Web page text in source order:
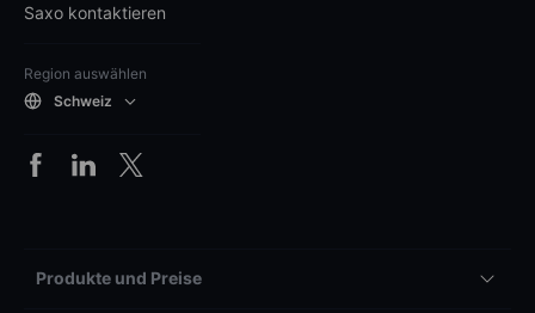
Saxo kontaktieren
Region auswählen
Schweiz
Produkte und Preise